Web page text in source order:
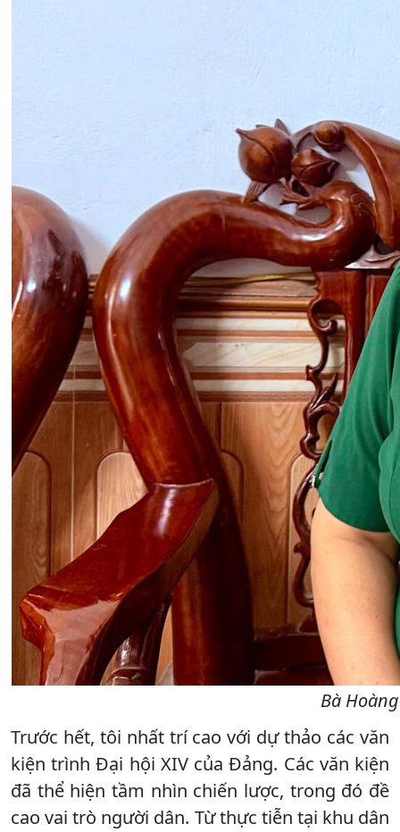
Bà
Trước hết, tôi nhất trí cao với dự thảo các văn
kiện trình Đại hội XIV của Đảng. Các văn kiện
đã thể hiện tầm nhìn chiến lược, trong đó đề
cao vai trò người dân. Từ thực tiễn tại khu dân